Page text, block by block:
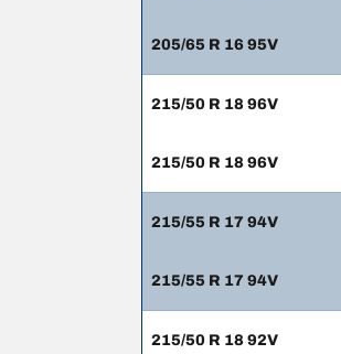
205/65 R 16 95V
215/50 R 18 96V
215/50 R 18 96V
215/55 R 17 94V
215/55 R 17 94V
215/50 R 18 92V